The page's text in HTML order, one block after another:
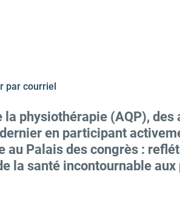
par courriel
la physiothérapie (AQP), des
en participant
au Palais des congrès :
la santé incontournable aux